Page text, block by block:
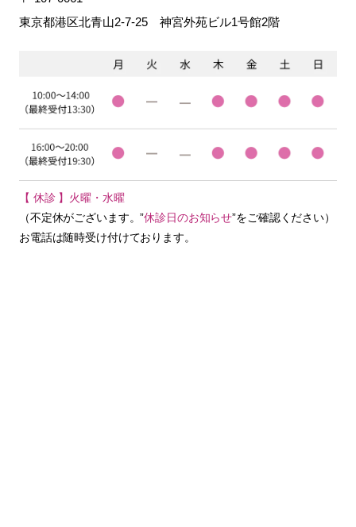
東京都港区北青山2-7-25 神宮外苑ビル1号館2階
【 休診 】火曜・水曜
（不定休がございます。”休診日のお知らせ”をご確認ください）
お電話は随時受け付けております。